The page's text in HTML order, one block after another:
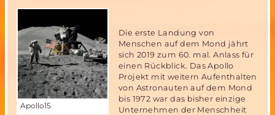
Apollo15
Die erste Landung von
Menschen auf dem Mond jährt
sich 2019 zum 60. mal. Anlass für
einen Rückblick. Das Apollo
Projekt mit weitern Aufenthalten
von Astronauten auf dem Mond
bis 1972 war das bisher einzige
Unternehmen der Menschheit